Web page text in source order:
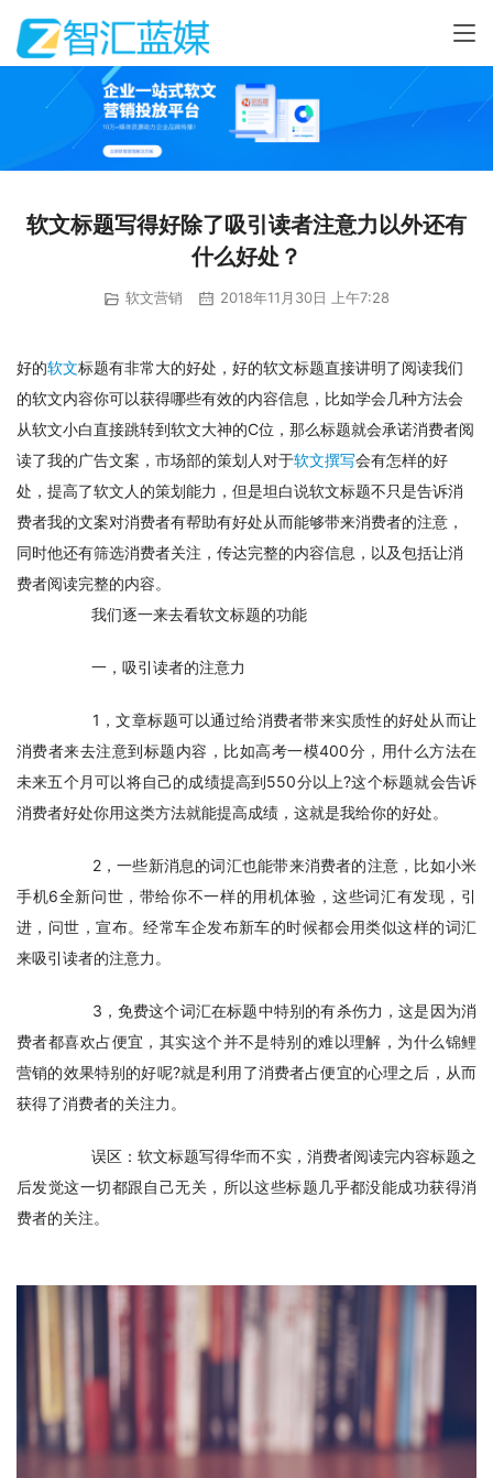
软文标题写得好除了吸引读者注意力以外还有
什么好处？
软文营销 2018年11月30日 上午7:28
好的软文标题有非常大的好处，好的软文标题直接讲明了阅读我们
的软文内容你可以获得哪些有效的内容信息，比如学会几种方法会
从软文小白直接跳转到软文大神的C位，那么标题就会承诺消费者阅
读了我的广告文案，市场部的策划人对于软文撰写会有怎样的好
处，提高了软文人的策划能力，但是坦白说软文标题不只是告诉消
费者我的文案对消费者有帮助有好处从而能够带来消费者的注意，
同时他还有筛选消费者关注，传达完整的内容信息，以及包括让消
费者阅读完整的内容。
我们逐一来去看软文标题的功能
一，吸引读者的注意力
1，文章标题可以通过给消费者带来实质性的好处从而让
消费者来去注意到标题内容，比如高考一模400分，用什么方法在
未来五个月可以将自己的成绩提高到550分以上?这个标题就会告诉
消费者好处你用这类方法就能提高成绩，这就是我给你的好处。
2，一些新消息的词汇也能带来消费者的注意，比如小米
手机6全新问世，带给你不一样的用机体验，这些词汇有发现，引
进，问世，宣布。经常车企发布新车的时候都会用类似这样的词汇
来吸引读者的注意力。
3，免费这个词汇在标题中特别的有杀伤力，这是因为消
费者都喜欢占便宜，其实这个并不是特别的难以理解，为什么锦鲤
营销的效果特别的好呢?就是利用了消费者占便宜的心理之后，从而
获得了消费者的关注力。
误区：软文标题写得华而不实，消费者阅读完内容标题之
后发觉这一切都跟自己无关，所以这些标题几乎都没能成功获得消
费者的关注。